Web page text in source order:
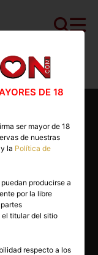
>
DE 18
ser mayor de 18
de nuestras
y la Política de
producirse a
por la libre
titular del sitio
respecto a los